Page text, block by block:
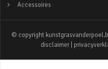
Accessoires
© copyright
disclaimer